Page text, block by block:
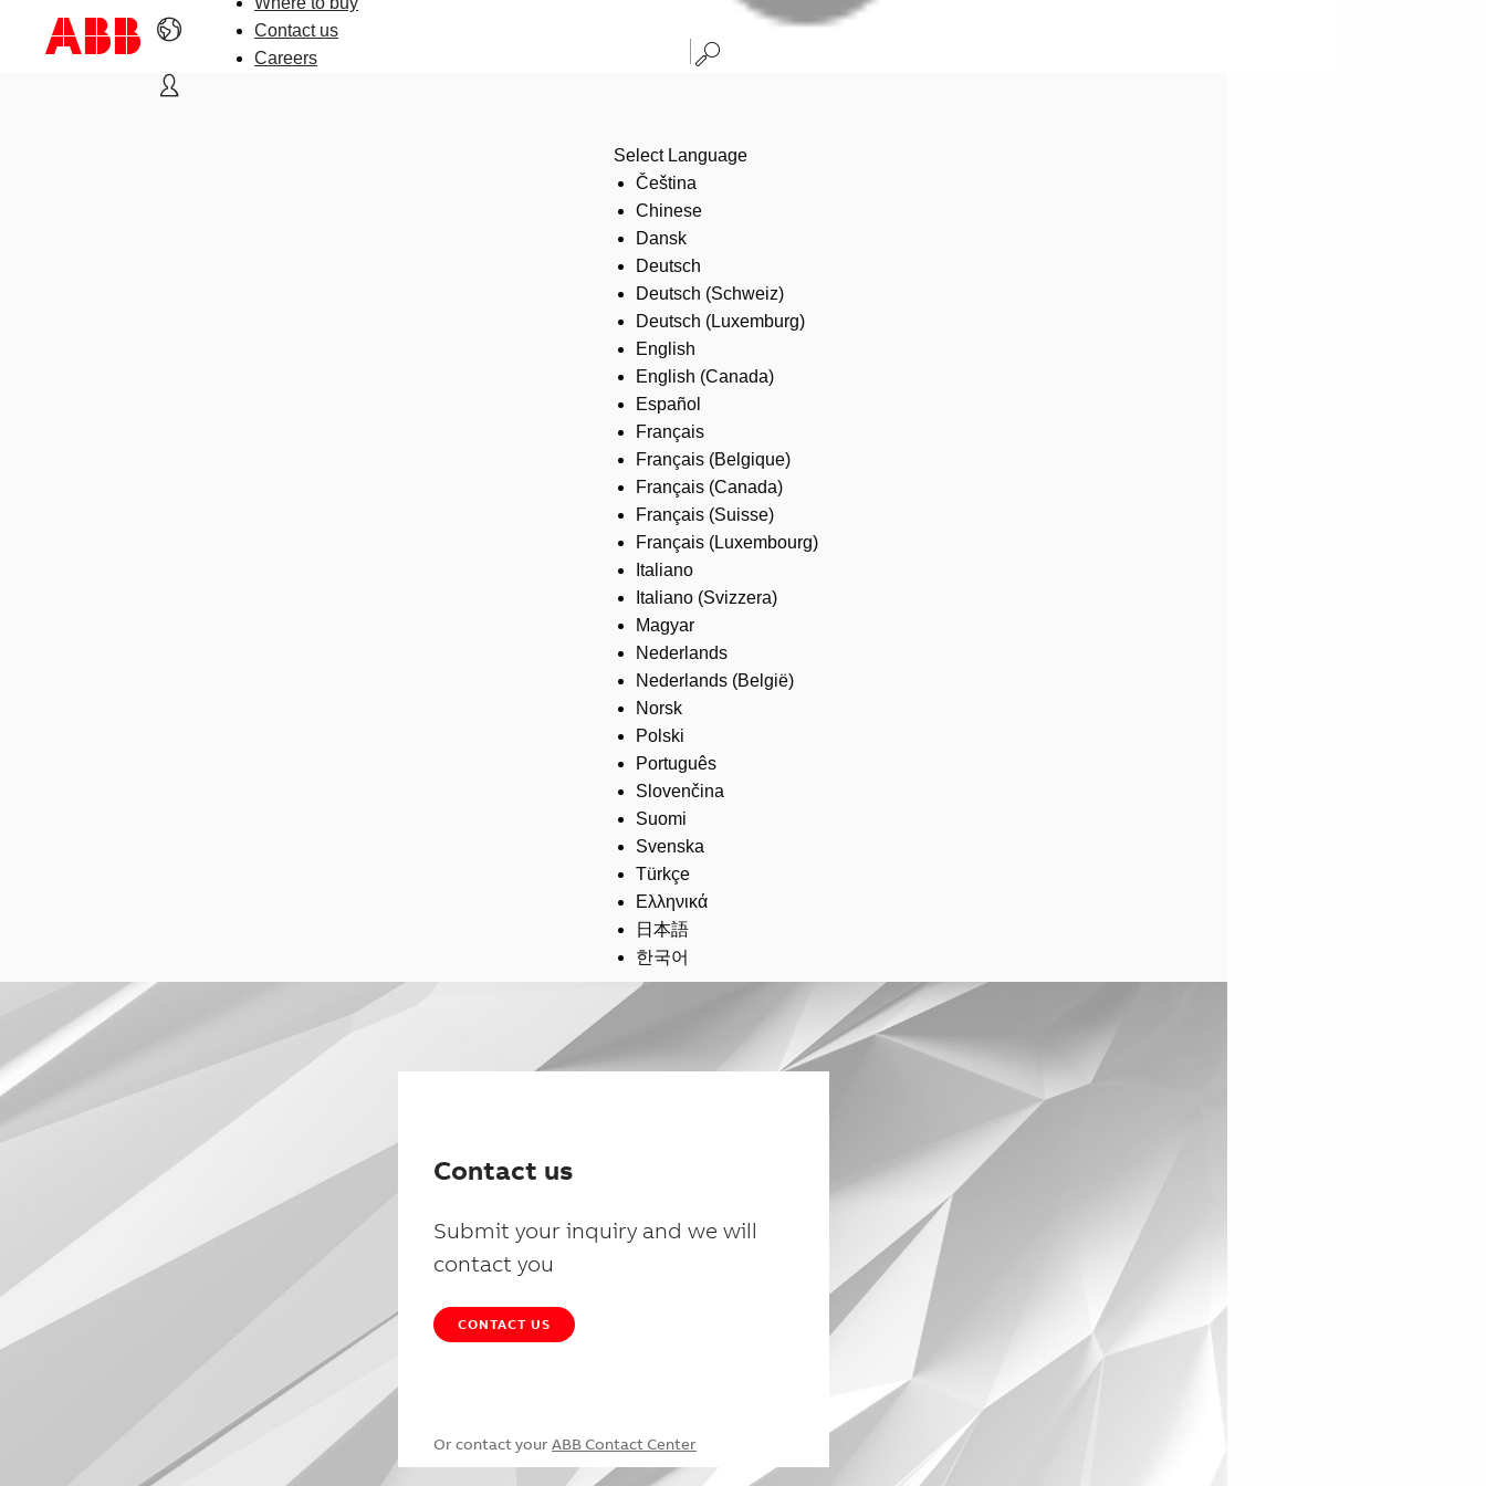
Contact us
Careers
Select Language
Čeština
Chinese
Dansk
Deutsch
Deutsch (Schweiz)
Deutsch (Luxemburg)
English
English (Canada)
Español
Français
Français (Belgique)
Français (Canada)
Français (Suisse)
Français (Luxembourg)
Italiano
Italiano (Svizzera)
Magyar
Nederlands
Nederlands (België)
Norsk
Polski
Português
Slovenčina
Suomi
Svenska
Türkçe
Ελληνικά
日本語
한국어
Contact us
Submit your inquiry and we will
contact you
CONTACT US
Or contact your ABB Contact Center